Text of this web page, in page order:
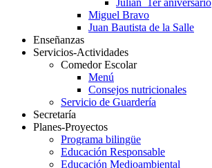
Julián_1er aniversario
Miguel Bravo
Juan Bautista de la Salle
Enseñanzas
Servicios-Actividades
Comedor Escolar
Menú
Consejos nutricionales
Servicio de Guardería
Secretaría
Planes-Proyectos
Programa bilingüe
Educación Responsable
Educación Medioambiental